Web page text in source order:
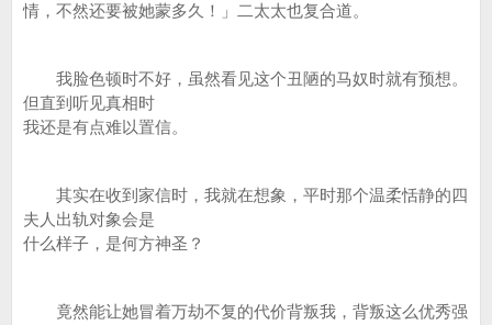
情，不然还要被她蒙多久！」二太太也复合道。
我脸色顿时不好，虽然看见这个丑陋的马奴时就有预想。
但直到听见真相时
我还是有点难以置信。
其实在收到家信时，我就在想象，平时那个温柔恬静的四
夫人出轨对象会是
什么样子，是何方神圣？
竟然能让她冒着万劫不复的代价背叛我，背叛这么优秀强